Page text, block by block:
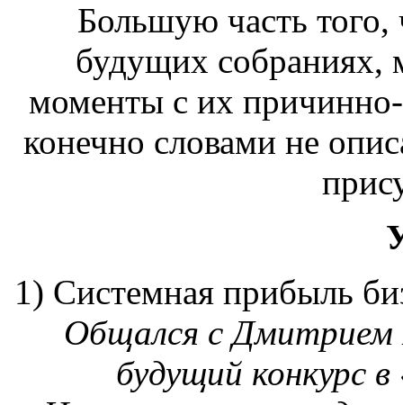
Большую часть
будущих собраниях,
моменты с их
конечно словами не
1) Системная прибыль
Общался с Дмитрием
будущий конкурс в